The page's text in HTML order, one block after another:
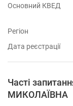
Основний КВЕД
Регіон
Дата реєстрації
Часті
МИКОЛАЇВНА